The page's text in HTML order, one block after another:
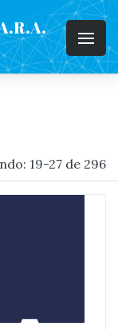
19-27 de 296